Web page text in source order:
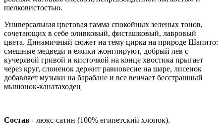
шелковистостью.
Универсальная цветовая гамма спокойных зеленых тонов,
сочетающих в себе оливковый, фисташковый, лавровый
цвета. Динамичный сюжет на тему цирка на природе Шапито:
смешные медведи и ежики жонглируют, добрый лев с
кучерявой гривой и кисточкой на конце хвостика прыгает
через круг, слоненок держит равновесие на шаре, лисенок
добавляет музыки на барабане и все венчает бесстрашный
мышонок-канатаходец
Состав - люкс-сатин (100% египетский хлопок).